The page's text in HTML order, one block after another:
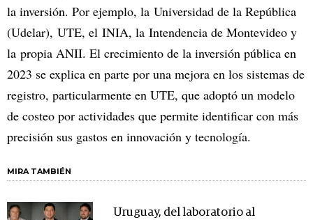
la inversión. Por ejemplo, la Universidad de la República
(Udelar), UTE, el INIA, la Intendencia de Montevideo y
la propia ANII. El crecimiento de la inversión pública en
2023 se explica en parte por una mejora en los sistemas de
registro, particularmente en UTE, que adoptó un modelo
de costeo por actividades que permite identificar con más
precisión sus gastos en innovación y tecnología.
MIRA TAMBIÉN
Uruguay, del laboratorio al